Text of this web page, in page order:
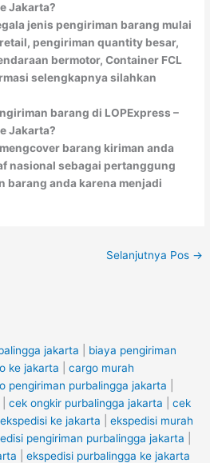
Jakarta?
jenis pengiriman barang mulai
pengiriman quantity besar,
bermotor, Container FCL
selengkapnya silahkan
barang di LOPExpress –
Jakarta?
barang kiriman anda
nasional sebagai pertanggung
barang anda karena menjadi
Selanjutnya Pos →
jakarta
biaya pengiriman
ke jakarta
cargo murah
pengiriman purbalingga jakarta
cek ongkir purbalingga jakarta
cek
ekspedisi ke jakarta
ekspedisi murah
pengiriman purbalingga jakarta
ekspedisi purbalingga ke jakarta